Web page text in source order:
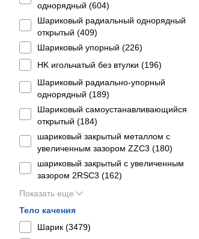
однорядный (604)
Шариковый радиальный однорядный
открытый (409)
Шариковый упорный (226)
HK игольчатый без втулки (196)
Шариковый радиально-упорный
однорядный (189)
Шариковый самоустанавливающийся
открытый (184)
шариковый закрытый металлом с
увеличенным зазором ZZC3 (180)
шариковый закрытый с увеличенным
зазором 2RSС3 (162)
Показать еще
Тело качения
Шарик (3479)